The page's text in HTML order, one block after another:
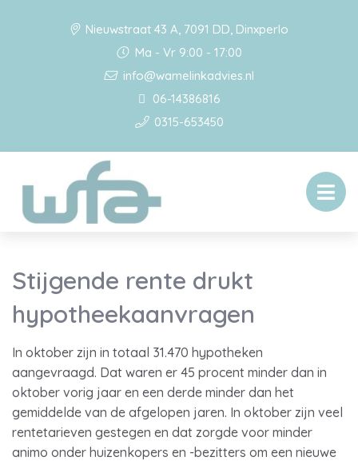
Nieuwstraat 43 A, 7091 DD, Dinxperlo
Ma - Vr 9:00 - 17:00
info@wamelinkadvies.nl
06-14386816
0315-653450
Stijgende rente drukt
hypotheekaanvragen
In oktober zijn in totaal 31.470 hypotheken
aangevraagd. Dat waren er 45 procent minder dan in
oktober vorig jaar en een derde minder dan het
gemiddelde van de afgelopen jaren. In oktober zijn veel
rentetarieven gestegen en dat zorgde voor minder
animo onder huizenkopers en -bezitters om een nieuwe